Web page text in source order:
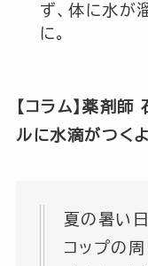
ず、体に水が
に。
【コラム】薬剤
ルに水滴がつくよ
夏の暑い
コップの